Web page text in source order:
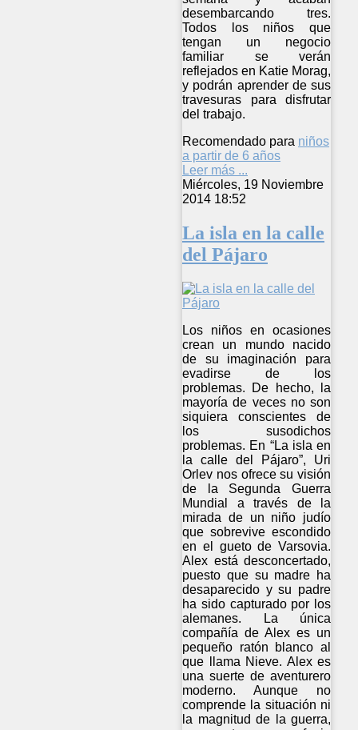
desembarcando tres.
Todos los niños que
tengan un negocio
familiar se verán
reflejados en Katie Morag,
y podrán aprender de sus
travesuras para disfrutar
del trabajo.
Recomendado para niños
a partir de 6 años
Leer más ...
Miércoles, 19 Noviembre
2014 18:52
La isla en la calle
del Pájaro
Los niños en ocasiones
crean un mundo nacido
de su imaginación para
evadirse de los
problemas. De hecho, la
mayoría de veces no son
siquiera conscientes de
los susodichos
problemas. En “La isla en
la calle del Pájaro”, Uri
Orlev nos ofrece su visión
de la Segunda Guerra
Mundial a través de la
mirada de un niño judío
que sobrevive escondido
en el gueto de Varsovia.
Alex está desconcertado,
puesto que su madre ha
desaparecido y su padre
ha sido capturado por los
alemanes. La única
compañía de Alex es un
pequeño ratón blanco al
que llama Nieve. Alex es
una suerte de aventurero
moderno. Aunque no
comprende la situación ni
la magnitud de la guerra,